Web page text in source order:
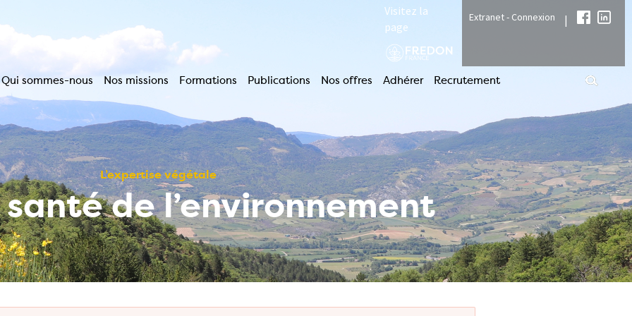
Visitez la
page
Extranet - Connexion |
Qui sommes-nous Nos missions Formations Publications Nos offres Adhérer Recrutement
L’expertise végétale
de l’environnement